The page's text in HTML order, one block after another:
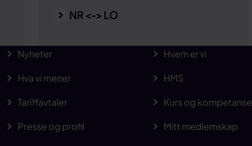
NR <-> LO
Nyheter Hvem er vi
Hva vi mener HMS
Tariffavtaler Kurs og kompetanse
Presse og profil Mitt medlemskap